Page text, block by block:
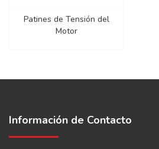
Patines de Tensión del
Motor
Información de Contacto